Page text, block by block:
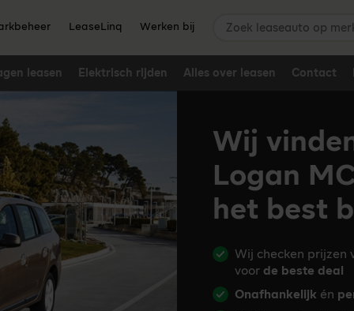
LeaseLinq Werken bij
leasen Elektrisch rijden Alles over leasen Contact
Zoek leaseauto op
Wij
Logan
het best
Wij checken prijzen
voor de beste deal
Onafhankelijk én